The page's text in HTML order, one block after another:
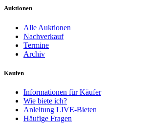
Auktionen
Alle Auktionen
Nachverkauf
Termine
Archiv
Kaufen
Informationen für Käufer
Wie biete ich?
Anleitung LIVE-Bieten
Häufige Fragen